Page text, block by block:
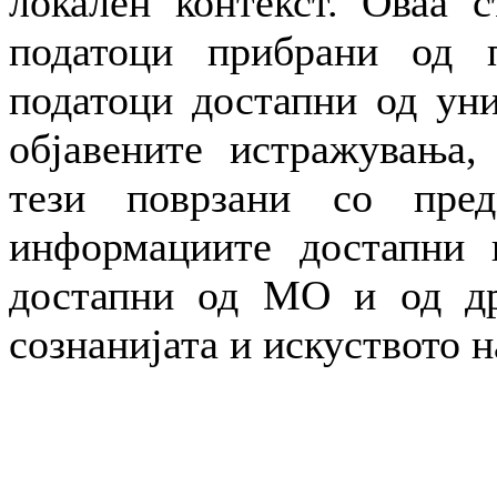
податоци прибрани од
податоци достапни од
објавените
тези поврзани со
информациите достапни
достапни од МО и од
сознанијата и искуството